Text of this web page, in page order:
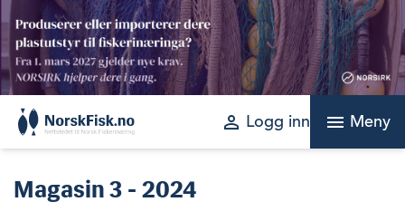
Skip
content
perm_identity Logg inn menu Meny
Magasin3 - 2024